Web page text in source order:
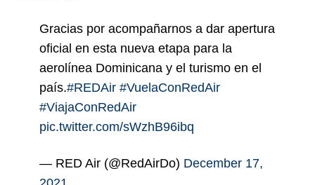
Gracias por acompañarnos a dar apertura
oficial en esta nueva etapa para la
aerolínea Dominicana y el turismo en el
país.#REDAir #VuelaConRedAir
#ViajaConRedAir
pic.twitter.com/sWzhB96ibq
— RED Air (@RedAirDo) December 17,